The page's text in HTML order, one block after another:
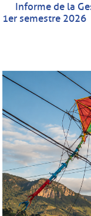
Informe de la
1er semestre 2026